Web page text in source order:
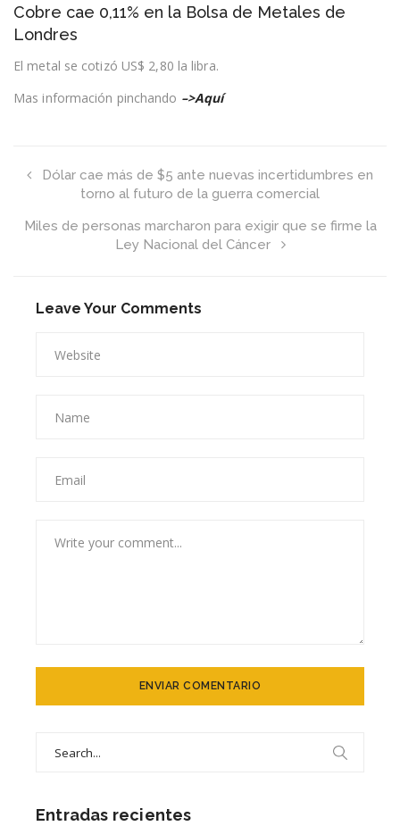
cae
Cobre cae 0,11% en la Bolsa de Metales de
Londres
El metal se cotizó US$ 2,80 la libra.
Mas información pinchando –>Aquí
Dólar cae más de $5 ante nuevas incertidumbres en
torno al futuro de la guerra comercial
Miles de personas marcharon para exigir que se firme la
Ley Nacional del Cáncer
Leave Your Comments
Entradas recientes